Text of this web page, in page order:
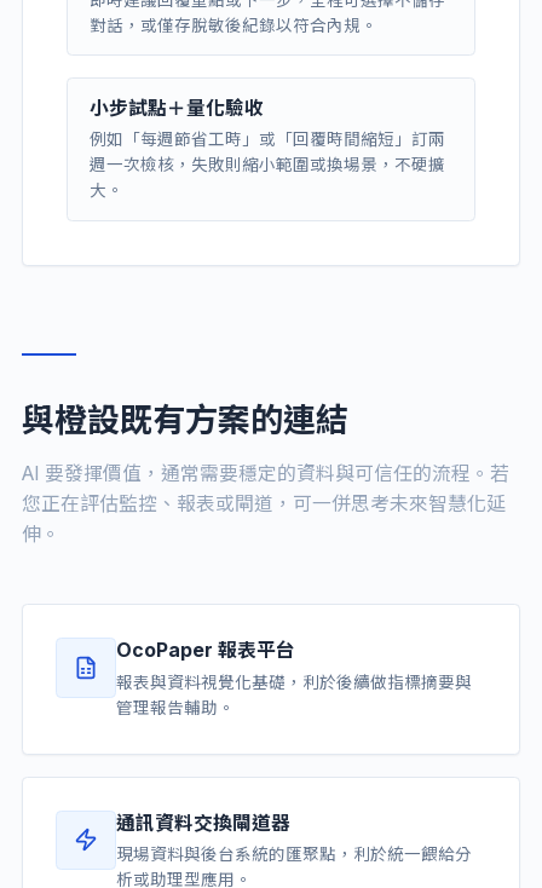
對話，或僅存脫敏後紀錄以符合內規。
小步試點＋量化驗收
例如「每週節省工時」或「回覆時間縮短」訂兩
週一次檢核，失敗則縮小範圍或換場景，不硬擴
大。
與橙設既有方案的連結
AI 要發揮價值，通常需要穩定的資料與可信任的流程。若
您正在評估監控、報表或閘道，可一併思考未來智慧化延
伸。
OcoPaper 報表平台
報表與資料視覺化基礎，利於後續做指標摘要與
管理報告輔助。
通訊資料交換閘道器
現場資料與後台系統的匯聚點，利於統一餵給分
析或助理型應用。